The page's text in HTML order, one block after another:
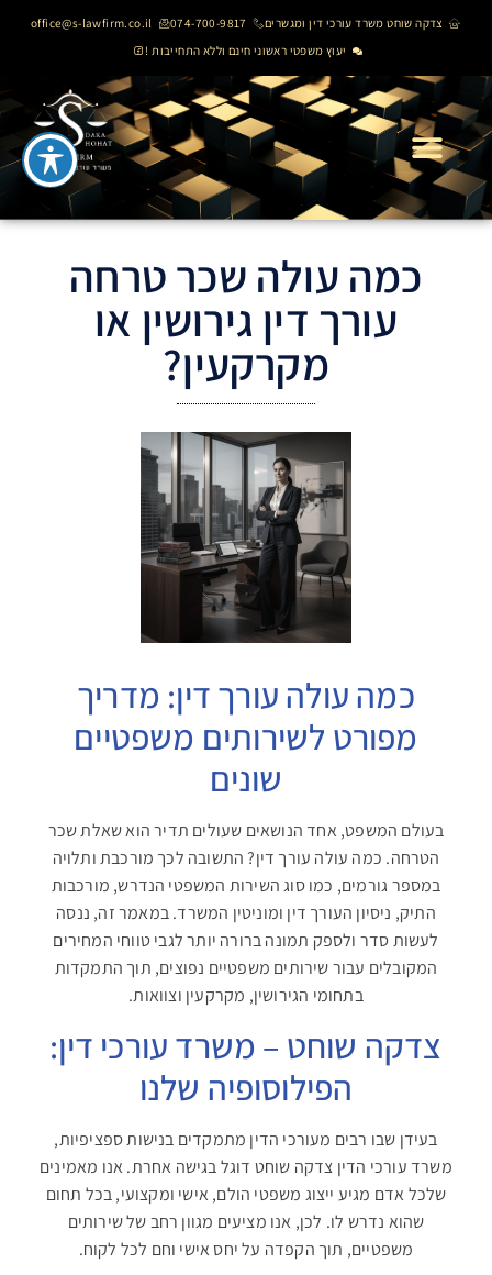
צדקה שוחט משרד עורכי דין ומגשרים 074-700-9817
office@s-lawfirm.co.il
יעוץ משפטי ראשוני חינם וללא התחייבות !
כמה עולה שכר טרחה
עורך דין גירושין או
מקרקעין?
כמה עולה עורך דין: מדריך
מפורט לשירותים משפטיים
שונים
בעולם המשפט, אחד הנושאים שעולים תדיר הוא שאלת שכר
הטרחה. כמה עולה עורך דין? התשובה לכך מורכבת ותלויה
במספר גורמים, כמו סוג השירות המשפטי הנדרש, מורכבות
התיק, ניסיון העורך דין ומוניטין המשרד. במאמר זה, ננסה
לעשות סדר ולספק תמונה ברורה יותר לגבי טווחי המחירים
המקובלים עבור שירותים משפטיים נפוצים, תוך התמקדות
בתחומי הגירושין, מקרקעין וצוואות.
צדקה שוחט – משרד עורכי דין:
הפילוסופיה שלנו
בעידן שבו רבים מעורכי הדין מתמקדים בנישות ספציפיות,
משרד עורכי הדין צדקה שוחט דוגל בגישה אחרת. אנו מאמינים
שלכל אדם מגיע ייצוג משפטי הולם, אישי ומקצועי, בכל תחום
שהוא נדרש לו. לכן, אנו מציעים מגוון רחב של שירותים
משפטיים, תוך הקפדה על יחס אישי וחם לכל לקוח.